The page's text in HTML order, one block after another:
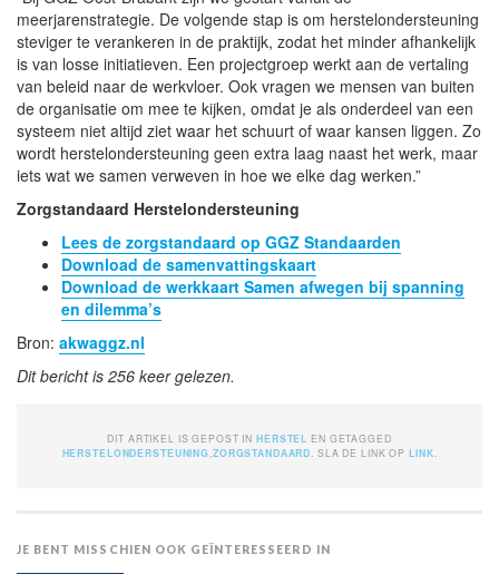
meerjarenstrategie. De volgende stap is om herstelondersteuning
steviger te verankeren in de praktijk, zodat het minder afhankelijk
is van losse initiatieven. Een projectgroep werkt aan de vertaling
van beleid naar de werkvloer. Ook vragen we mensen van buiten
de organisatie om mee te kijken, omdat je als onderdeel van een
systeem niet altijd ziet waar het schuurt of waar kansen liggen. Zo
wordt herstelondersteuning geen extra laag naast het werk, maar
iets wat we samen verweven in hoe we elke dag werken.”
Zorgstandaard Herstelondersteuning
Lees de zorgstandaard op GGZ Standaarden
Download de samenvattingskaart
Download de werkkaart Samen afwegen bij spanning
en dilemma’s
Bron: akwaggz.nl
Dit bericht is 256 keer gelezen.
DIT ARTIKEL IS GEPOST INHERSTEL EN GETAGGED
HERSTELONDERSTEUNING ZORGSTANDAARD . SLA DE LINK OPLINK
JE BENT MISSCHIEN OOK GEÏNTERESSEERD IN